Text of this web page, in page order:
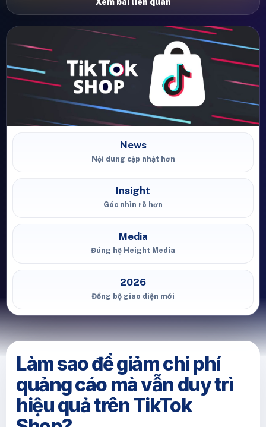
News
Nội dung cập nhật hơn
Insight
Góc nhìn rõ hơn
Media
Đúng hệ Height Media
2026
Đồng bộ giao diện mới
Làm sao để giảm chi phí
quảng cáo mà vẫn duy trì
hiệu quả trên TikTok